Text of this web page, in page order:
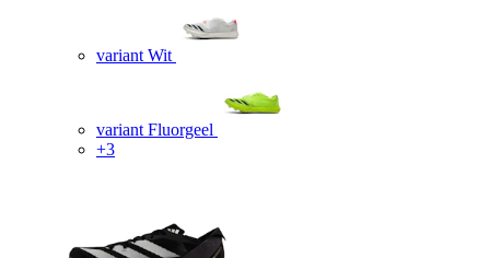
variant Wit
variant Fluorgeel
+3